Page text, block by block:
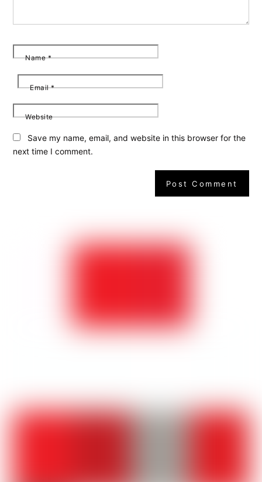
Name*
Email*
Website
Save my name, email, and website in this browser for the
next time I comment.